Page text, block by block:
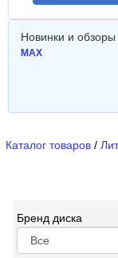
Новинки и
MAX
Каталог товаров /
Бренд диска